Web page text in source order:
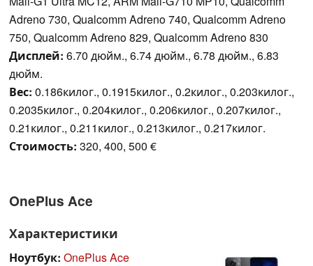
Adreno 730, Qualcomm Adreno 740, Qualcomm Adreno
750, Qualcomm Adreno 829, Qualcomm Adreno 830
Дисплей: 6.70 дюйм., 6.74 дюйм., 6.78 дюйм., 6.83
дюйм.
Вес: 0.186килог., 0.1915килог., 0.2килог., 0.203килог.,
0.2035килог., 0.204килог., 0.206килог., 0.207килог.,
0.21килог., 0.211килог., 0.213килог., 0.217килог.
Стоимость: 320, 400, 500 €
OnePlus Ace
Характеристики
Ноутбук: OnePlus Ace